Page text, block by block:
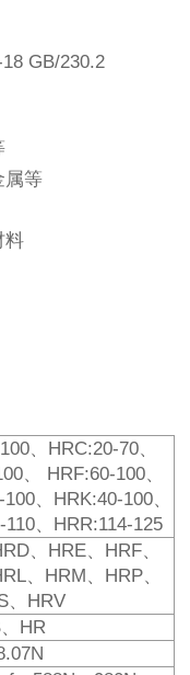
GB/230.2
属等
料
、HRC:20-70、
、 HRF:60-100、
、HRK:40-100、
、HRR:114-125
、HRE、HRF、
、HRM、HRP、
、HRV
HR